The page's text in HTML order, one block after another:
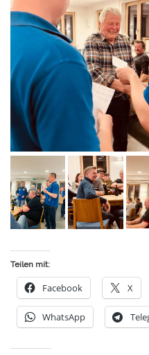
Teilen mit:
Face­book X
Whats­App